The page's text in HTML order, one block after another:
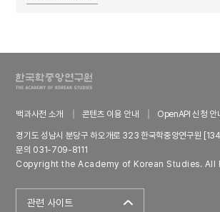
백과사전 소개 콘텐츠 이용 안내
OpenAPI 신청 안
경기도 성남시 분당구 하오개로 323 한국학중앙연구원
문의 031-709-8111
Copyright the Academy of Korean Studies. All
관련 사이트